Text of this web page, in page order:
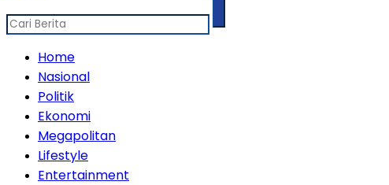
Home
Nasional
Politik
Ekonomi
Megapolitan
Lifestyle
Entertainment